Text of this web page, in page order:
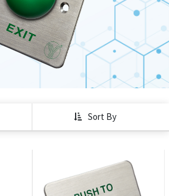
Sort By